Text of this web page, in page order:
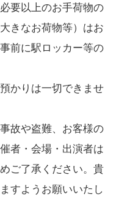
要以上のお手荷物の
きなお荷物等）はお
前に駅ロッカー等の
かりは一切できませ
故や盗難、お客様の
者・会場・出演者は
ご了承ください。貴
すようお願いいたし